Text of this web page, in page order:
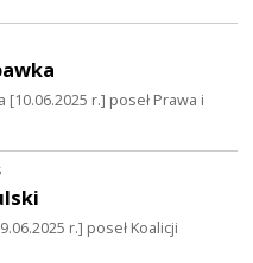
[10.06.2025 r.] poseł Prawa i
r.] poseł Koalicji